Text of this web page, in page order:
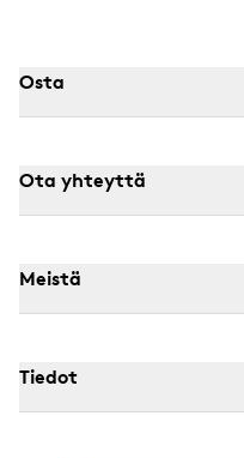
Osta
Ota yhteyttä
Meistä
Tiedot